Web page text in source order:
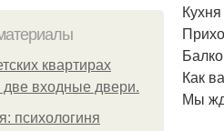
квартирах
две входные двери.
психологиня
Как
Мы